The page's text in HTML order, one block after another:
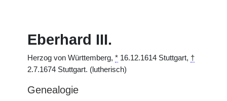
Eberhard III.
Herzog von Württemberg, * 16.12.1614 Stuttgart, †
2.7.1674 Stuttgart. (lutherisch)
Genealogie